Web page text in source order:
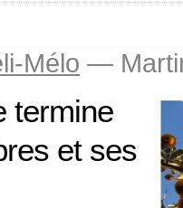
Mélo —
termine
et ses